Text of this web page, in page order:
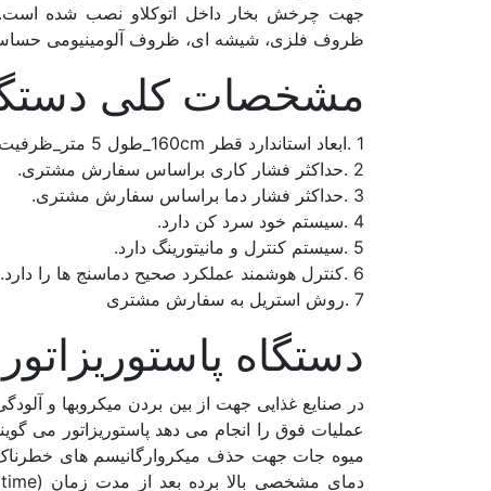
جهت چرخش بخار داخل اتوکلاو نصب شده
ظروف فلزی، شیشه ای، ظروف آلومینیومی
مشخصات کلی
1 .ابعاد استاندارد قطر 160cm_طول 5 متر_ظرفیت 4 سبد معادل 6000 عدد قوطی 500 گرمی
2 .حداکثر فشار کاری براساس سفارش مشتری.
3 .حداکثر فشار دما براساس سفارش مشتری.
4 .سیستم خود سرد کن دارد.
5 .سیستم کنترل و مانیتورینگ دارد.
6 .کنترل هوشمند عملکرد صحیح دماسنج ها را دارد.
7 .روش استریل به سفارش مشتری
دستگاه پاستوریزاتور Tube & tube
در صنایع غذایی جهت از بین بردن میکروبها و
عملیات فوق را انجام می دهد پاستوریزاتور می
میوه جات جهت حذف میکروارگانیسم های خطرناک